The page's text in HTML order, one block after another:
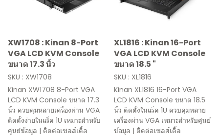
XW1708 : Kinan 8-Port
VGA LCD KVM Console
ขนาด 17.3 นิ้ว
SKU : XW1708
Kinan XW1708 8-Port VGA
LCD KVM Console ขนาด 17.3
นิ้ว ควบคุมหลายเครื่องผ่าน VGA
ติดตั้งง่ายในแร็ค 1U เหมาะสำหรับ
ศูนย์ข้อมูล | ติดต่อเซลส์เติ้ล
XL1816 : Kinan 16-Port
VGA LCD KVM Console
ขนาด 18.5 "
SKU : XL1816
Kinan XL1816 16-Port VGA
LCD KVM Console ขนาด 18.5
นิ้ว ติดตั้งในแร็ค 1U ควบคุมหลาย
เครื่องผ่าน VGA เหมาะสำหรับศูนย์
ข้อมูล | ติดต่อเซลส์เติ้ล